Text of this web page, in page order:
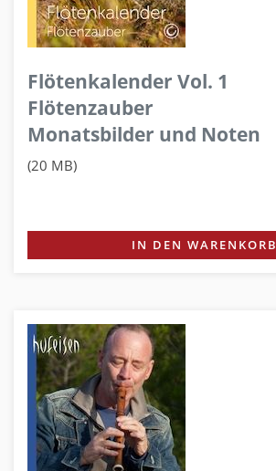
Flötenkalender Vol. 1
Flötenzauber
Monatsbilder und Noten
(20 MB)
IN DEN WARENKORB